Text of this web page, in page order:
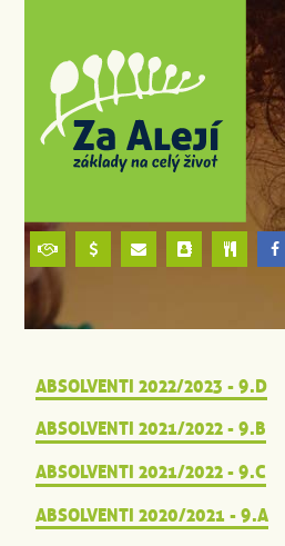
ABSOLVENTI 2022/2023 - 9.D
ABSOLVENTI 2021/2022 - 9.B
ABSOLVENTI 2021/2022 - 9.C
ABSOLVENTI 2020/2021 - 9.A